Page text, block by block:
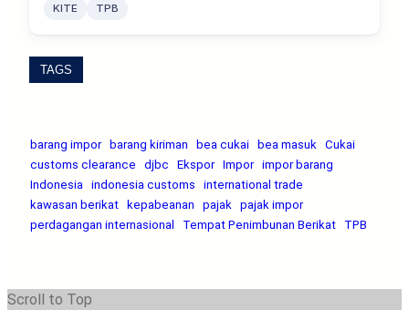
KITE
TPB
TAGS
barang impor barang kiriman bea cukai bea masuk
Cukai
customs clearance
djbc Ekspor Impor impor barang
Indonesia
indonesia customs
international trade
kawasan berikat
kepabeanan pajak
pajak impor
perdagangan internasional
Tempat Penimbunan Berikat TPB
Scroll to Top